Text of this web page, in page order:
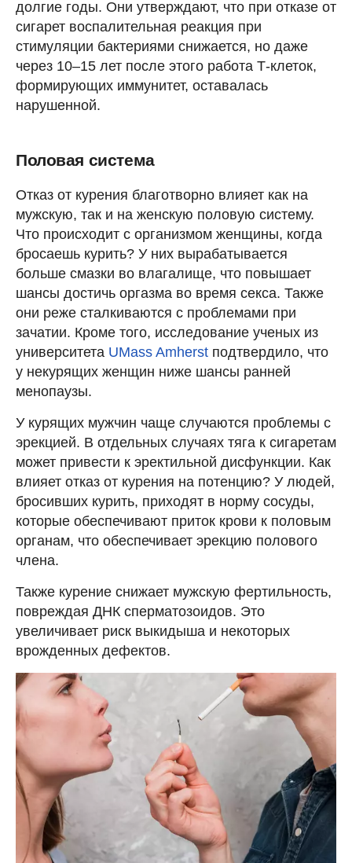
долгие годы. Они утверждают, что при отказе от
сигарет воспалительная реакция при
стимуляции бактериями снижается, но даже
через 10–15 лет после этого работа Т-клеток,
формирующих иммунитет, оставалась
нарушенной.
Половая система
Отказ от курения благотворно влияет как на
мужскую, так и на женскую половую систему.
Что происходит с организмом женщины, когда
бросаешь курить? У них вырабатывается
больше смазки во влагалище, что повышает
шансы достичь оргазма во время секса. Также
они реже сталкиваются с проблемами при
зачатии. Кроме того, исследование ученых из
университета UMass Amherst подтвердило, что
у некурящих женщин ниже шансы ранней
менопаузы.
У курящих мужчин чаще случаются проблемы с
эрекцией. В отдельных случаях тяга к сигаретам
может привести к эректильной дисфункции. Как
влияет отказ от курения на потенцию? У людей,
бросивших курить, приходят в норму сосуды,
которые обеспечивают приток крови к половым
органам, что обеспечивает эрекцию полового
члена.
Также курение снижает мужскую фертильность,
повреждая ДНК сперматозоидов. Это
увеличивает риск выкидыша и некоторых
врожденных дефектов.